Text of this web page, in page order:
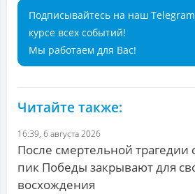
Подписывайтесь на наш
курсе всех событий!
Мы работаем для Вас!
Читайте также:
16:39, 6 августа 2026
После смертельной
пик Победы закрывают для
восхождения